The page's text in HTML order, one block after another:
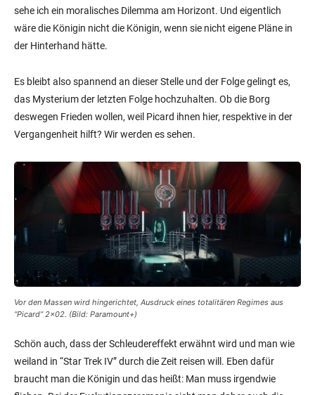
sehe ich ein moralisches Dilemma am Horizont. Und eigentlich
wäre die Königin nicht die Königin, wenn sie nicht eigene Pläne in
der Hinterhand hätte.
Es bleibt also spannend an dieser Stelle und der Folge gelingt es,
das Mysterium der letzten Folge hochzuhalten. Ob die Borg
deswegen Frieden wollen, weil Picard ihnen hier, respektive in der
Vergangenheit hilft? Wir werden es sehen.
Vor den Massen wird hingerichtet, Ausdruck eines totalitären Regimes aus
“Picard” 2×02. (Bild: Paramount+)
Schön auch, dass der Schleudereffekt erwähnt wird und man wie
weiland in “Star Trek IV” durch die Zeit reisen will. Eben dafür
braucht man die Königin und das heißt: Man muss irgendwie